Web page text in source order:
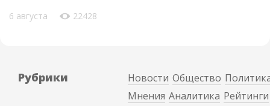
6 августа 22428
Рубрики Новости Общество
Мнения Аналитика Рейтинги